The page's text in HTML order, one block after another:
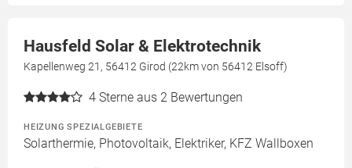
Hausfeld Solar & Elektrotechnik
Kapellenweg 21, 56412 Girod (22km von 56412 Elsoff)
4 Sterne aus 2 Bewertungen
HEIZUNG SPEZIALGEBIETE
Solarthermie, Photovoltaik, Elektriker, KFZ Wallboxen